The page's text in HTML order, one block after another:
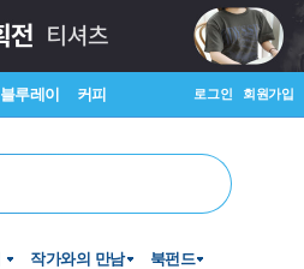
블루레이 커피 로그인 회원가입
작가와의 만남 북펀드